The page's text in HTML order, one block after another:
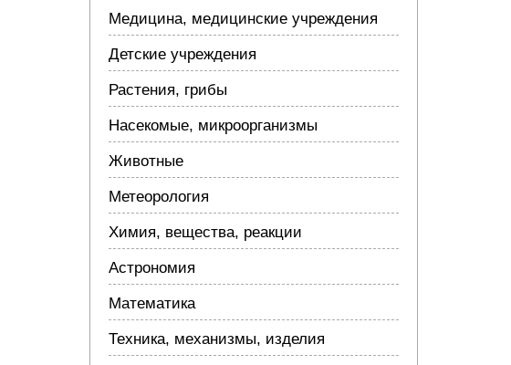
Медицина, медицинские учреждения
Детские учреждения
Растения, грибы
Насекомые, микроорганизмы
Животные
Метеорология
Химия, вещества, реакции
Астрономия
Математика
Техника, механизмы, изделия